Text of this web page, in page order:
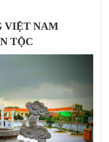
VIỆT NAM
TỘC